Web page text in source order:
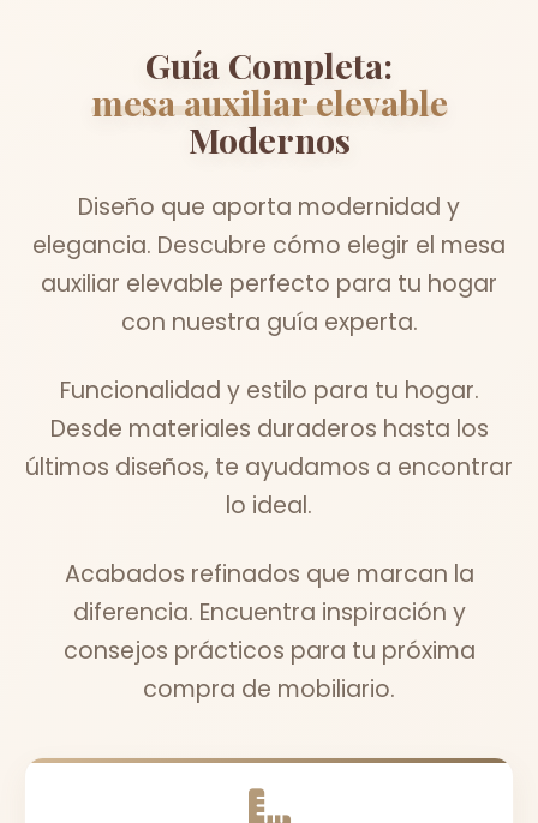
Guía Completa:
mesa auxiliar elevable
Modernos
Diseño que aporta modernidad y
elegancia. Descubre cómo elegir el mesa
auxiliar elevable perfecto para tu hogar
con nuestra guía experta.
Funcionalidad y estilo para tu hogar.
Desde materiales duraderos hasta los
últimos diseños, te ayudamos a encontrar
lo ideal.
Acabados refinados que marcan la
diferencia. Encuentra inspiración y
consejos prácticos para tu próxima
compra de mobiliario.